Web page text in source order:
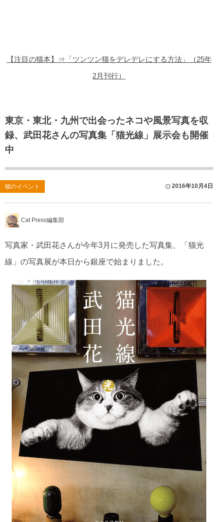
【注目の猫本】⇒「ツンツン猫をデレデレにする方法」（25年
2月刊行）
東京・東北・九州で出会ったネコや風景写真を収
録、武田花さんの写真集「猫光線」展示会も開催
中
猫のイベント 2016年10月4日
Cat Press編集部
写真家・武田花さんが今年3月に発売した写真集、「猫光
線」の写真展が本日から銀座で始まりました。
猫のゲーム・アプリ
猫のフリー写真素材